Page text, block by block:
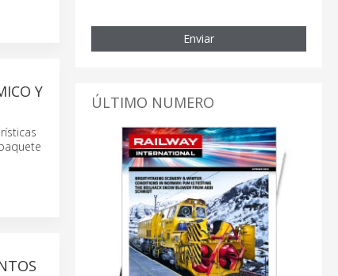
Y
Enviar
ÚLTIMO NUMERO